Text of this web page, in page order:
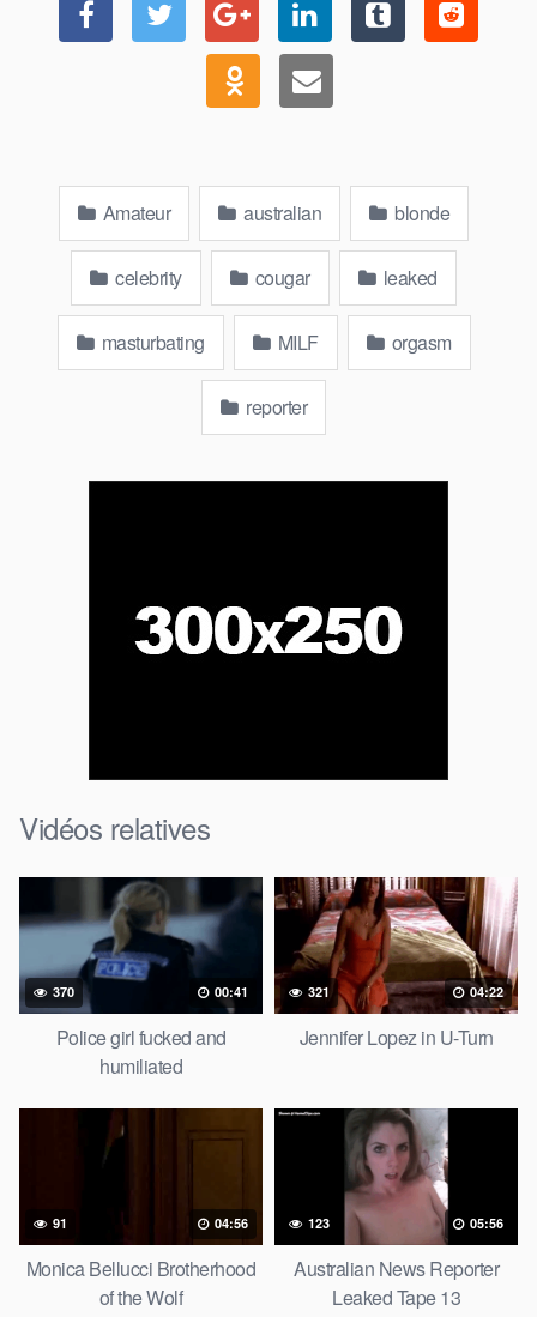
Amateur australian blonde
celebrity cougar leaked
masturbating MILF orgasm
reporter
Vidéos relatives
370 00:41
Police girl fucked and
humiliated
321 04:22
Jennifer Lopez in U-Turn
91 04:56
Monica Bellucci Brotherhood
of the Wolf
123 05:56
Australian News Reporter
Leaked Tape 13